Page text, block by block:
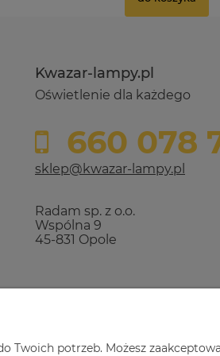
Kwazar-lampy.pl
Oświetlenie dla każdego
660 078
sklep@kwazar-lampy.pl
Radam sp. z o.o.
Wspólna 9
45-831 Opole
potrzeb. Możesz